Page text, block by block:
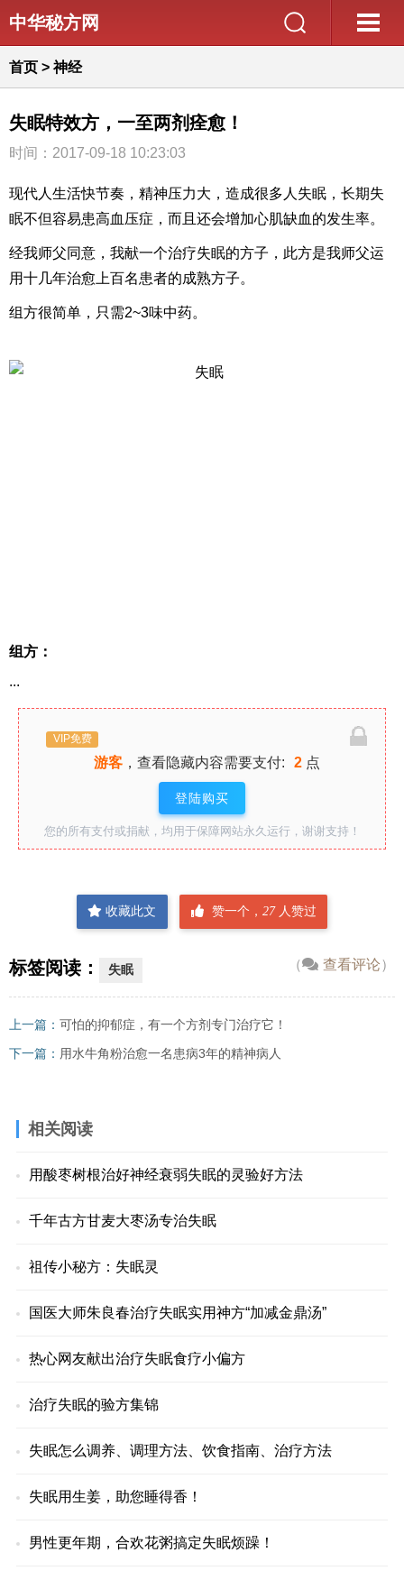
中华秘方网
首页 > 神经
失眠特效方，一至两剂痊愈！
时间：2017-09-18 10:23:03
现代人生活快节奏，精神压力大，造成很多人失眠，长期失
眠不但容易患高血压症，而且还会增加心肌缺血的发生率。
经我师父同意，我献一个治疗失眠的方子，此方是我师父运
用十几年治愈上百名患者的成熟方子。
组方很简单，只需2~3味中药。
组方：
...
VIP免费
游客，查看隐藏内容需要支付: 2点
登陆购买
您的所有支付或捐献，均用于保障网站永久运行，谢谢支持！
收藏此文 赞一个， 27 人赞过
（ 查看评论）
标签阅读： 失眠
上一篇： 可怕的抑郁症，有一个方剂专门治疗它！
下一篇： 用水牛角粉治愈一名患病3年的精神病人
相关阅读
用酸枣树根治好神经衰弱失眠的灵验好方法
千年古方甘麦大枣汤专治失眠
祖传小秘方：失眠灵
国医大师朱良春治疗失眠实用神方“加减金鼎汤”
热心网友献出治疗失眠食疗小偏方
治疗失眠的验方集锦
失眠怎么调养、调理方法、饮食指南、治疗方法
失眠用生姜，助您睡得香！
男性更年期，合欢花粥搞定失眠烦躁！